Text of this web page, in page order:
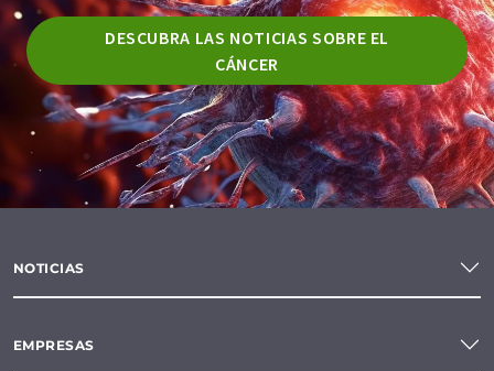
DESCUBRA LAS NOTICIAS SOBRE EL
CÁNCER
NOTICIAS
EMPRESAS